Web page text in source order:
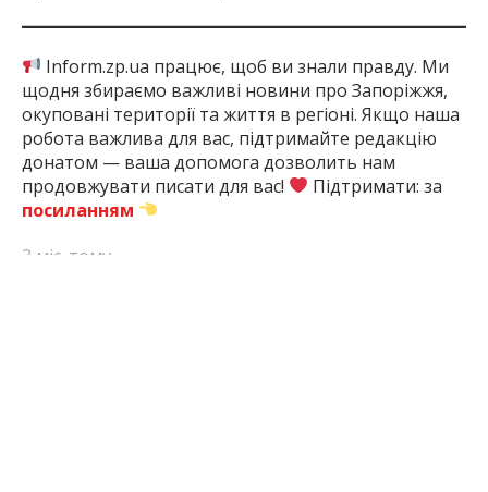
Inform.zp.ua працює, щоб ви знали правду. Ми
щодня збираємо важливі новини про Запоріжжя,
окуповані території та життя в регіоні. Якщо наша
робота важлива для вас, підтримайте редакцію
донатом — ваша допомога дозволить нам
продовжувати писати для вас!
Підтримати: за
посиланням
3 міс. тому